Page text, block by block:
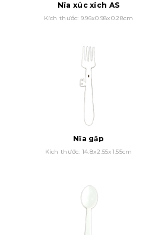
Nĩa xúc xích AS
Kích thước: 9.96x0.98x0.28cm
Nĩa gập
Kích thước: 14.8x2.55x1.55cm